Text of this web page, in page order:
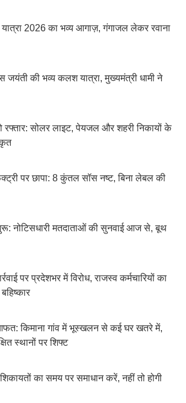
यात्रा 2026 का भव्य आगाज़, गंगाजल लेकर रवाना
जयंती की भव्य कलश यात्रा, मुख्यमंत्री धामी ने
रफ्तार: सोलर लाइट, पेयजल और शहरी निकायों के
पर छापा: 8 कुंतल सॉस नष्ट, बिना लेबल की
नोटिसधारी मतदाताओं की सुनवाई आज से, बूथ
पर प्रदेशभर में विरोध, राजस्व कर्मचारियों का
आफत: किमाना गांव में भूस्खलन से कई घर खतरे में,
स्थानों पर शिफ्ट
का समय पर समाधान करें, नहीं तो होगी